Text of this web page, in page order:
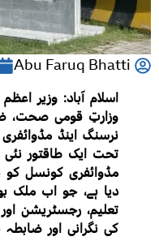
Abu Faruq Bhatti
اسلام آباد: وزیر
وزارتِ قومی صحت،
تحت ایک طاقتور نئی
مڈوائفری کونسل کو
دیا ہے، جو اب ملک
تعلیم، رجسٹریشن
کی نگرانی اور